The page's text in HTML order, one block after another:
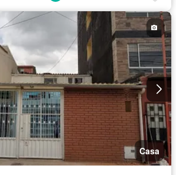
Casa